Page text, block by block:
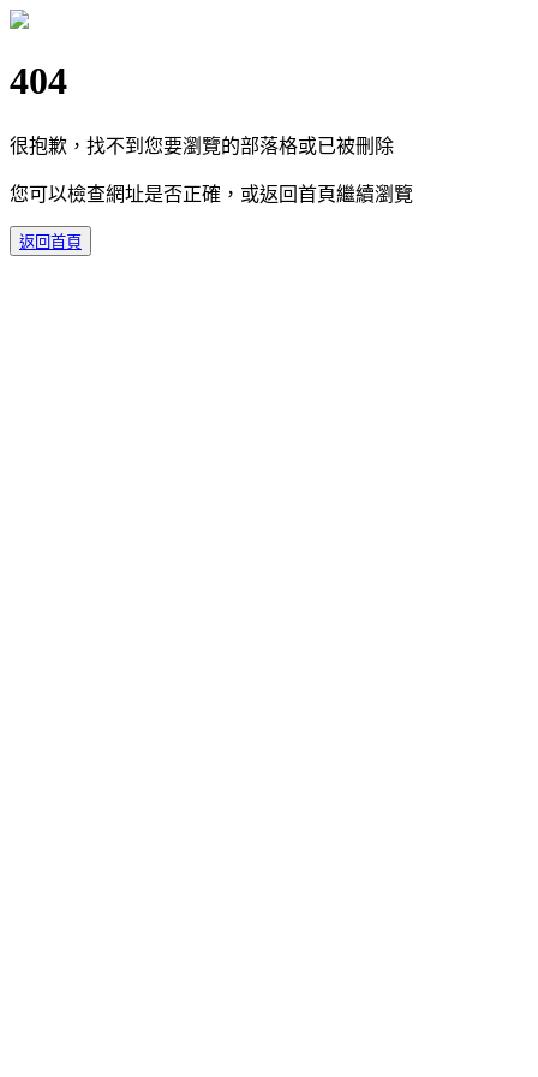
404
很抱歉，找不到您要瀏覽的部落格或已被刪除
您可以檢查網址是否正確，或返回首頁繼續瀏覽
返回首頁